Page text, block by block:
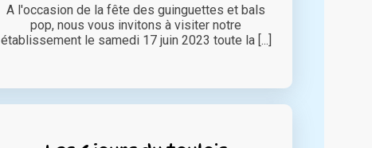
A l'occasion de la fête des guinguettes et bals
pop, nous vous invitons à visiter notre
établissement le samedi 17 juin 2023 toute la [...]